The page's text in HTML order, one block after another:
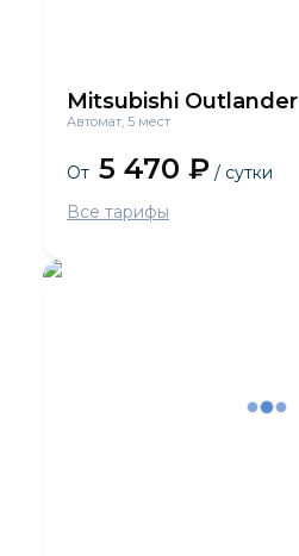
Mitsubishi Outlander
Автомат, 5 мест
От 5 470 ₽ / сутки
Все тарифы